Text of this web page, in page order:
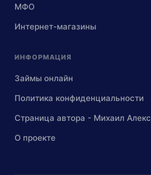
МФО
Интернет-магазины
ИНФОРМАЦИЯ
Займы онлайн
Политика конфиденциальности
Страница автора - Михаил
О проекте